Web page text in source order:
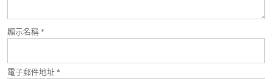
顯示名稱 *
電子郵件地址 *